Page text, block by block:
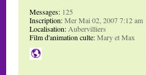
Messages: 125
Inscription:Mer Mai 02, 2007 7:12 am
Localisation: Aubervilliers
Film d'animation culte:Mary et Max